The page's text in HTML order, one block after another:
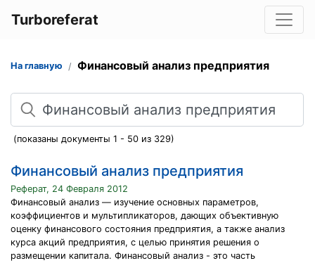
Turboreferat
На главную Финансовый анализ предприятия
Поиск
(показаны документы 1 - 50 из 329)
Финансовый анализ предприятия
Реферат, 24 Февраля 2012
Финансовый анализ — изучение основных параметров,
коэффициентов и мультипликаторов, дающих объективную
оценку финансового состояния предприятия, а также анализ
курса акций предприятия, с целью принятия решения о
размещении капитала. Финансовый анализ - это часть